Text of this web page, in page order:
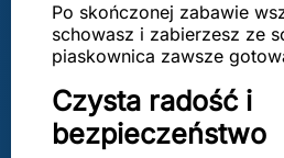
Po skończonej zabawie
schowasz i zabierzesz ze
piaskownica zawsze
Czysta radość i
bezpieczeństwo